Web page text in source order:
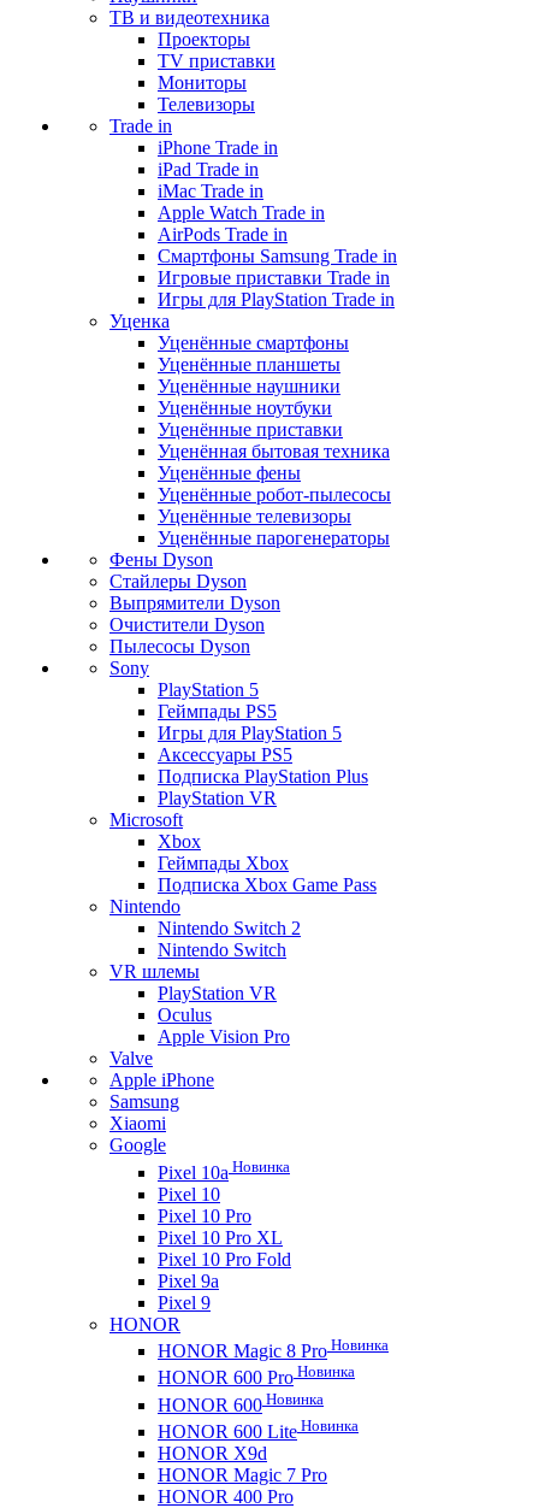
ТВ и видеотехника
Проекторы
TV приставки
Мониторы
Телевизоры
Trade in
iPhone Trade in
iPad Trade in
iMac Trade in
Apple Watch Trade in
AirPods Trade in
Смартфоны Samsung Trade in
Игровые приставки Trade in
Игры для PlayStation Trade in
Уценка
Уценённые смартфоны
Уценённые планшеты
Уценённые наушники
Уценённые ноутбуки
Уценённые приставки
Уценённая бытовая техника
Уценённые фены
Уценённые робот-пылесосы
Уценённые телевизоры
Уценённые парогенераторы
Фены Dyson
Стайлеры Dyson
Выпрямители Dyson
Очистители Dyson
Пылесосы Dyson
Sony
PlayStation 5
Геймпады PS5
Игры для PlayStation 5
Аксессуары PS5
Подписка PlayStation Plus
PlayStation VR
Microsoft
Xbox
Геймпады Xbox
Подписка Xbox Game Pass
Nintendo
Nintendo Switch 2
Nintendo Switch
VR шлемы
PlayStation VR
Oculus
Apple Vision Pro
Valve
Apple iPhone
Samsung
Xiaomi
Google
Pixel 10a Новинка
Pixel 10
Pixel 10 Pro
Pixel 10 Pro XL
Pixel 10 Pro Fold
Pixel 9a
Pixel 9
HONOR
HONOR Magic 8 Pro Новинка
HONOR 600 Pro Новинка
HONOR 600 Новинка
HONOR 600 Lite Новинка
HONOR X9d
HONOR Magic 7 Pro
HONOR 400 Pro